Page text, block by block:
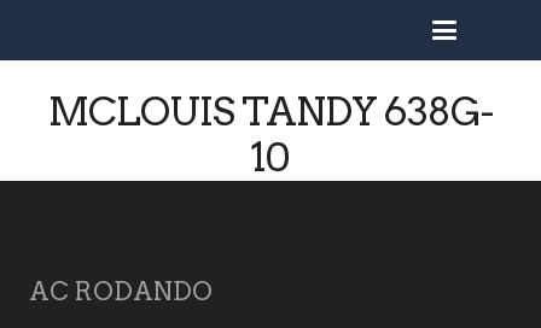
MCLOUIS TANDY 638G-
10
AC RODANDO